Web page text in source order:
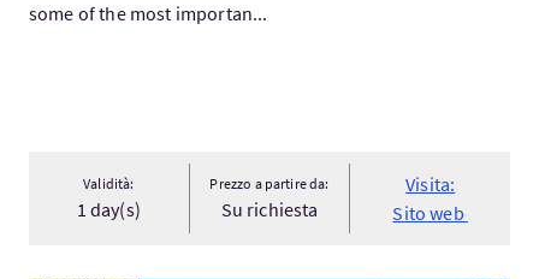
some of the most importan...
Validità:
1 day(s)
Prezzo a partire da:
Su richiesta
Visita:
Sito web